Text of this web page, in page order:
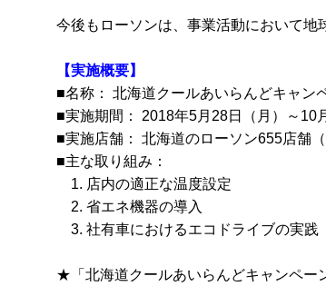
今後もローソンは、事業活動において地
【実施概要】
■名称： 北海道クールあいらんどキャン
■実施期間： 2018年5月28日（月）～10
■実施店舗： 北海道のローソン655店舗
■主な取り組み：
1. 店内の適正な温度設定
2. 省エネ機器の導入
3. 社有車におけるエコドライブの実践
★「北海道クールあいらんどキャンペー